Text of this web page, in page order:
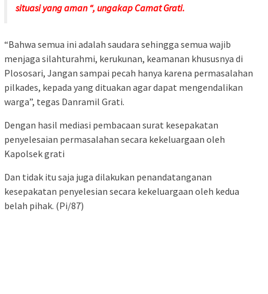
situasi yang aman “, ungakap Camat Grati.
“Bahwa semua ini adalah saudara sehingga semua wajib
menjaga silahturahmi, kerukunan, keamanan khususnya di
Plososari, Jangan sampai pecah hanya karena permasalahan
pilkades, kepada yang dituakan agar dapat mengendalikan
warga”, tegas Danramil Grati.
Dengan hasil mediasi pembacaan surat kesepakatan
penyelesaian permasalahan secara kekeluargaan oleh
Kapolsek grati
Dan tidak itu saja juga dilakukan penandatanganan
kesepakatan penyelesian secara kekeluargaan oleh kedua
belah pihak. (Pi/87)